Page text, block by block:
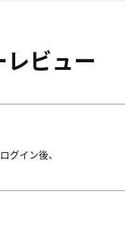
ビュー
グイン後、